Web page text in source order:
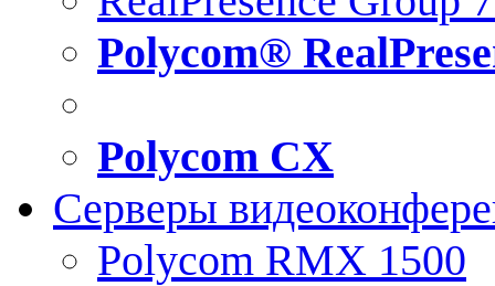
Polycom®
Polycom CX
Серверы
Polycom RMX 1500